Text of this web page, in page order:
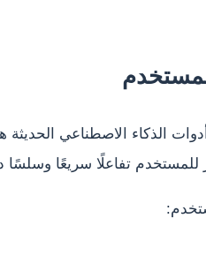
الذكاء الاصطناعي
تفاعلًا سريعًا